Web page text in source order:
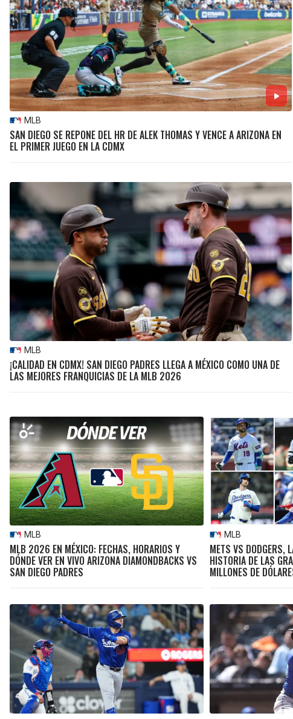
MLB
SAN DIEGO SE REPONE DEL HR DE ALEK THOMAS Y VENCE A ARIZONA EN
EL PRIMER JUEGO EN LA CDMX
MLB
¡CALIDAD EN CDMX! SAN DIEGO PADRES LLEGA A MÉXICO COMO UNA DE
LAS MEJORES FRANQUICIAS DE LA MLB 2026
MLB
MLB 2026 EN MÉXICO: FECHAS, HORARIOS Y
DÓNDE VER EN VIVO ARIZONA DIAMONDBACKS VS
SAN DIEGO PADRES
MLB
METS VS DODGERS,
HISTORIA DE LAS
MILLONES DE